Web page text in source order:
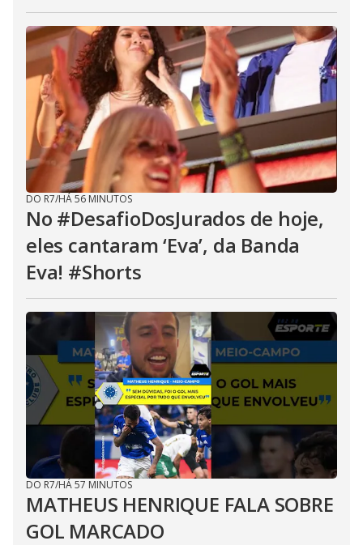
DO R7/HÁ 56 MINUTOS
No #DesafioDosJurados de hoje,
eles cantaram ‘Eva’, da Banda
Eva! #Shorts
DO R7/HÁ 57 MINUTOS
MATHEUS HENRIQUE FALA SOBRE
GOL MARCADO